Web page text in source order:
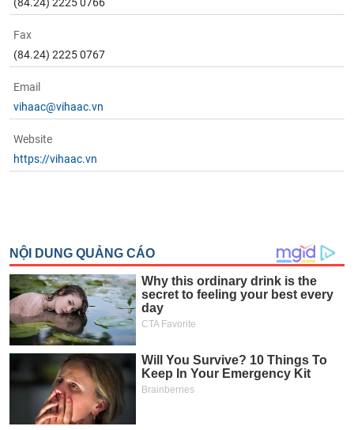
Fax
(84.24) 2225 0767
Email
vihaac@vihaac.vn
Website
https://vihaac.vn
chính